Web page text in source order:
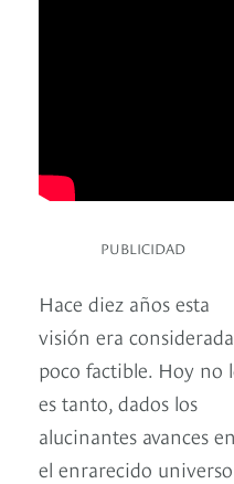
PUBLICIDAD
Hace diez años esta
visión era considerada
poco factible. Hoy no
es tanto, dados los
alucinantes avances en
el enrarecido universo